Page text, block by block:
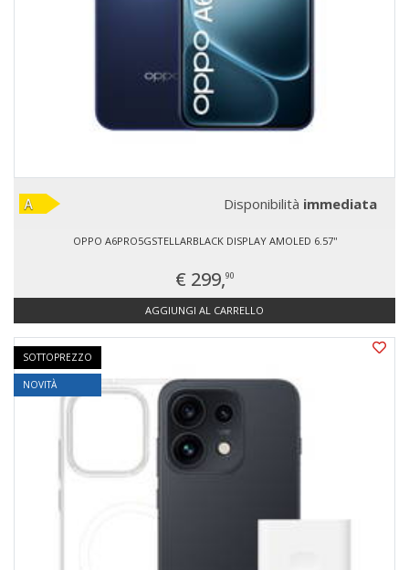
Disponibilità immediata
OPPO A6PRO5GSTELLARBLACK DISPLAY AMOLED 6.57''
€ 299,90
AGGIUNGI AL CARRELLO
SOTTOPREZZO
NOVITÀ